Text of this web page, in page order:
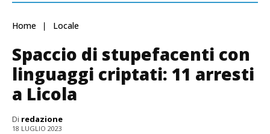
Home Locale
Spaccio di stupefacenti con
linguaggi criptati: 11 arresti
a Licola
Di redazione
18 LUGLIO 2023